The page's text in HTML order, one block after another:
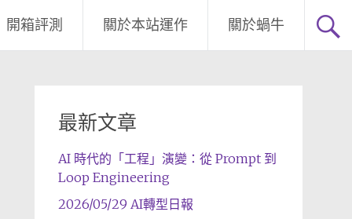
開箱評測 關於本站運作 關於蝸牛
最新文章
AI 時代的「工程」演變：從 Prompt 到
Loop Engineering
2026/05/29 AI轉型日報